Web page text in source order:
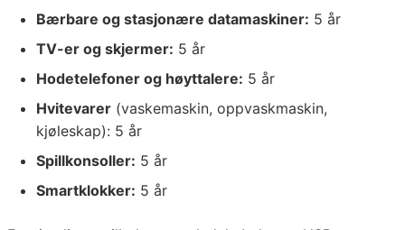
Bærbare og stasjonære datamaskiner: 5 år
TV-er og skjermer: 5 år
Hodetelefoner og høyttalere: 5 år
Hvitevarer (vaskemaskin, oppvaskmaskin,
kjøleskap): 5 år
Spillkonsoller: 5 år
Smartklokker: 5 år